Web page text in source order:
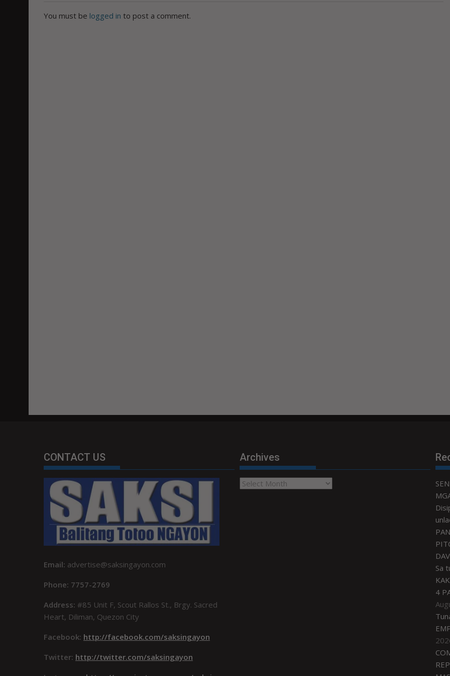
You must be logged in to post a comment.
CONTACT US
Email: advertise@saksingayon.com
Phone: 7757-2769
Address: #85 Unit F, Scout Rallos St., Brgy. Sacred
Heart, Diliman, Quezon City
Facebook: http://facebook.com/saksingayon
Twitter: http://twitter.com/saksingayon
Archives
Archives
Sa
4